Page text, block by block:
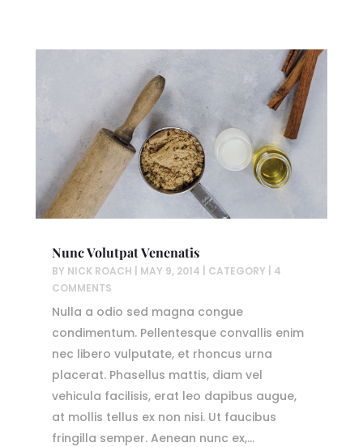
Nunc Volutpat Venenatis
BY NICK ROACH MAY 9, 2014 CATEGORY | 4
COMMENTS
Nulla a odio sed magna congue
condimentum. Pellentesque convallis enim
nec libero vulputate, et rhoncus urna
placerat. Phasellus mattis, diam vel
vehicula facilisis, erat leo dapibus augue,
at mollis tellus ex non nisi. Ut faucibus
fringilla semper. Aenean nunc ex,...